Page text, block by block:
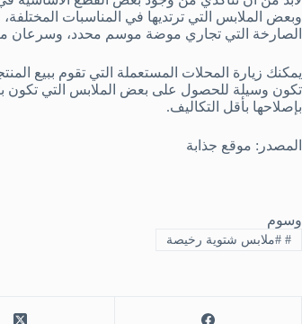
وبعض الملابس التي ترتديها في المناسبات
الصارخة التي تجاري موضة موسم محدد، وسرعان
يمكنك زيارة المحلات المستعملة التي تقوم ببيع
تكون وسيلة للحصول على بعض الملابس التي تكون
بإصلاحها بأقل التكاليف.
المصدر: موقع جذابة
وسوم
##ملابس شتوية رخيصة